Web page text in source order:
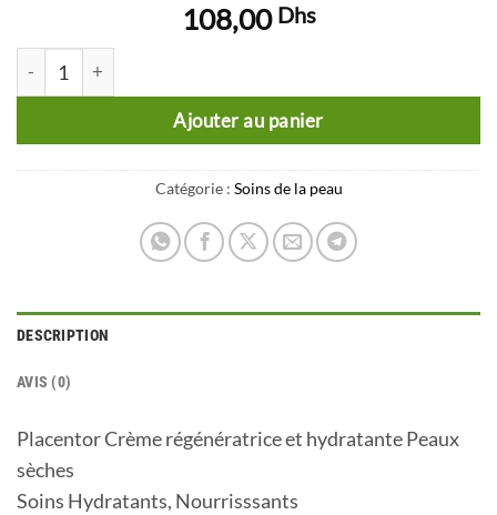
108,00 Dhs
quantité de Placentor Crème régénératrice et hydratante 40ml
Ajouter au panier
Catégorie : Soins de la peau
DESCRIPTION
AVIS (0)
Placentor Crème régénératrice et hydratante Peaux
sèches
Soins Hydratants, Nourrisssants